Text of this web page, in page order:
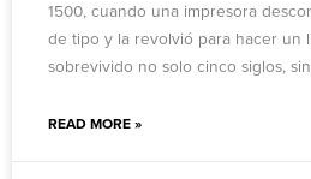
1500, cuando una impresora
de tipo y la revolvió para hacer un
sobrevivido no solo cinco siglos,
READ MORE »